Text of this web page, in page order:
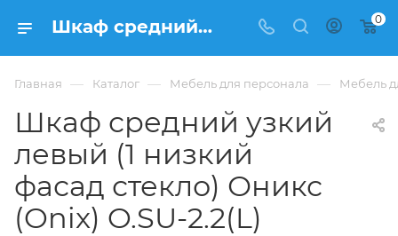
Шкаф средний узкий левый (1 низкий фасад стекло) Оникс (Onix) O.SU-2.2(L) из ЛДСП купить в Москве, цена 8 428 ₽ - интернет-магазин ФРАНКОМ 0
Главная — Каталог — Мебель для персонала — Мебель
Шкаф средний узкий
левый (1 низкий
фасад стекло) Оникс
(Onix) O.SU-2.2(L)